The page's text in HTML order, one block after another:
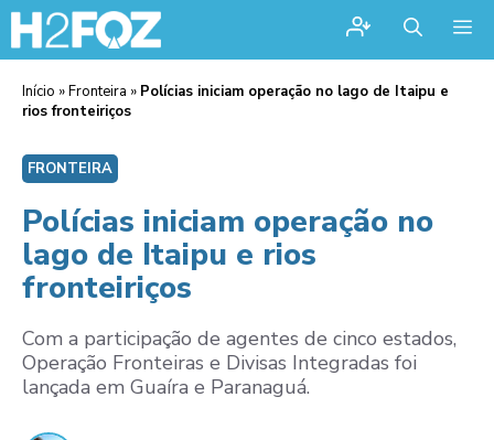
Início »Fronteira » Polícias iniciam operação no lago de Itaipu e
rios fronteiriços
FRONTEIRA
Polícias iniciam operação no
lago de Itaipu e rios
fronteiriços
Com a participação de agentes de cinco estados,
Operação Fronteiras e Divisas Integradas foi
lançada em Guaíra e Paranaguá.